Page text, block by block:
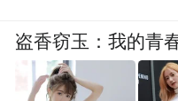
盗香窃玉：我的青